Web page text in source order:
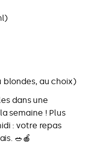
blondes, au choix)
dans une
semaine ! Plus
: votre repas
🥗🍎